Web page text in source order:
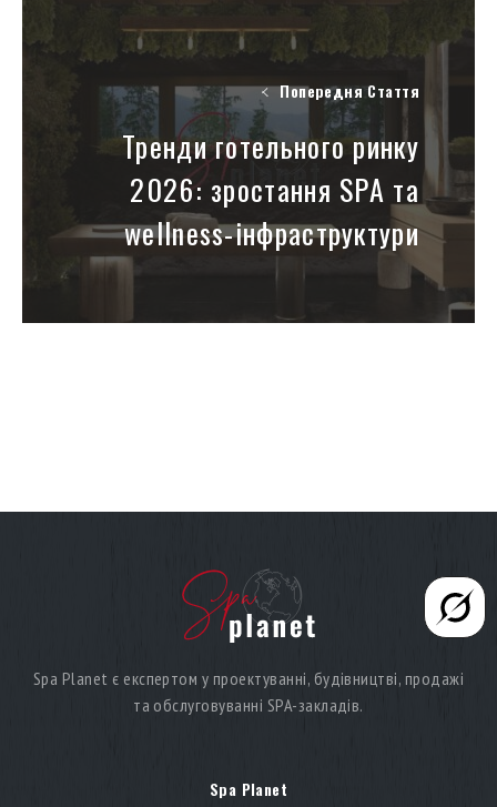
Попередня Стаття
Тренди готельного ринку
2026: зростання SPA та
wellness-інфраструктури
Spa Planet є експертом у проектуванні, будівництві, продажі
та обслуговуванні SPA-закладів.
Spa Planet